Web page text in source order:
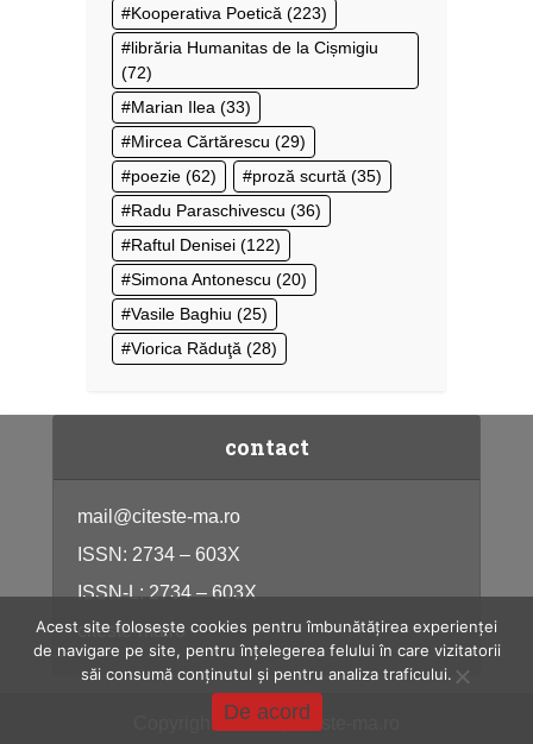
Kooperativa Poetică (223)
librăria Humanitas de la Cișmigiu
(72)
Marian Ilea (33)
Mircea Cărtărescu (29)
poezie (62) proză scurtă (35)
Radu Paraschivescu (36)
Raftul Denisei (122)
Simona Antonescu (20)
Vasile Baghiu (25)
Viorica Răduţă (28)
contact
mail@citeste-ma.ro
ISSN: 2734 – 603X
ISSN-L: 2734 – 603X
citeste-ma.ro
Copyright © 2026, citeste-ma.ro
Acest site folosește cookies pentru îmbunătățirea experienței
de navigare pe site, pentru înțelegerea felului în care vizitatorii
săi consumă conținutul și pentru analiza traficului.
De acord